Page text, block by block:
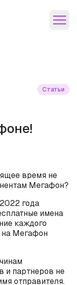
Статьи
время не
Мегафон?
года
имена
каждого
на Мегафон
и партнеров не
отправителя.